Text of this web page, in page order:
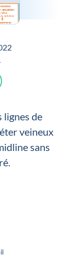
lignes de
veineux
sans